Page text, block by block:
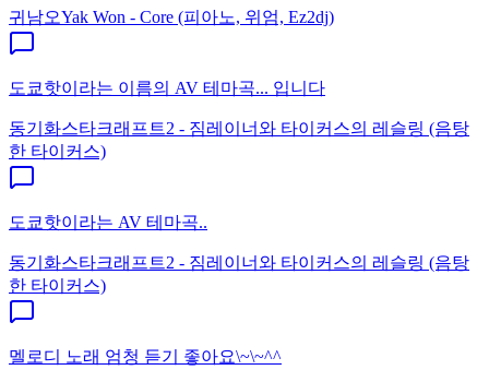
귀남오Yak Won - Core (피아노, 위엄, Ez2dj)
도쿄핫이라는 이름의 AV 테마곡... 입니다
동기화스타크래프트2 - 짐레이너와 타이커스의 레슬링 (음탕
한 타이커스)
도쿄핫이라는 AV 테마곡..
동기화스타크래프트2 - 짐레이너와 타이커스의 레슬링 (음탕
한 타이커스)
멜로디 노래 엄청 듣기 좋아요\~\~^^